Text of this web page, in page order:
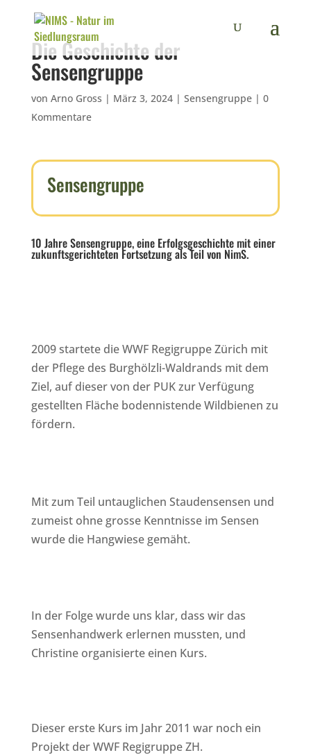
Die Geschichte der
Sensengruppe
von Arno Gross | März 3, 2024| Sensengruppe| 0
Kommentare
Sensengruppe
10 Jahre Sensengruppe, eine Erfolgsgeschichte mit einer
zukunftsgerichteten Fortsetzung als Teil von NimS.
2009 startete die WWF Regigruppe Zürich mit
der Pflege des Burghölzli-Waldrands mit dem
Ziel, auf dieser von der PUK zur Verfügung
gestellten Fläche bodennistende Wildbienen zu
fördern.
Mit zum Teil untauglichen Staudensensen und
zumeist ohne grosse Kenntnisse im Sensen
wurde die Hangwiese gemäht.
In der Folge wurde uns klar, dass wir das
Sensenhandwerk erlernen mussten, und
Christine organisierte einen Kurs.
Dieser erste Kurs im Jahr 2011 war noch ein
Projekt der WWF Regigruppe ZH.